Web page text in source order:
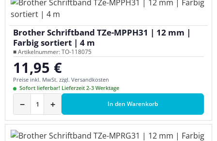
Brother Schriftband TZe-MPPH31 | 12 mm |
Farbig sortiert | 4 m
■ Artikelnummer: TO-118075
Regulärer Preis:
11,95 €
Preise inkl. MwSt. zzgl. Versandkosten
Sofort lieferbar! Lieferzeit 2-3 Werktage
− + In den Warenkorb